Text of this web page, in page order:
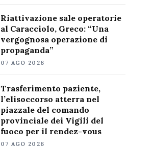
Riattivazione sale operatorie
al Caracciolo, Greco: “Una
vergognosa operazione di
propaganda”
07 AGO 2026
Trasferimento paziente,
l’elisoccorso atterra nel
piazzale del comando
provinciale dei Vigili del
fuoco per il rendez-vous
07 AGO 2026